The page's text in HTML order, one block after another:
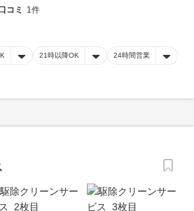
コミ 1件
21時以降OK 24時間営業